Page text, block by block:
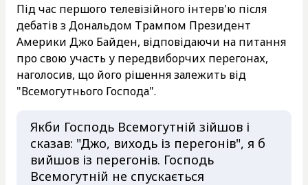
Під час першого телевізійного інтерв'ю після
дебатів з Дональдом Трампом Президент
Америки Джо Байден, відповідаючи на питання
про свою участь у передвиборчих перегонах,
наголосив, що його рішення залежить від
"Всемогутнього Господа".
Якби Господь Всемогутній зійшов і
сказав: "Джо, виходь із перегонів", я б
вийшов із перегонів. Господь
Всемогутній не спускається